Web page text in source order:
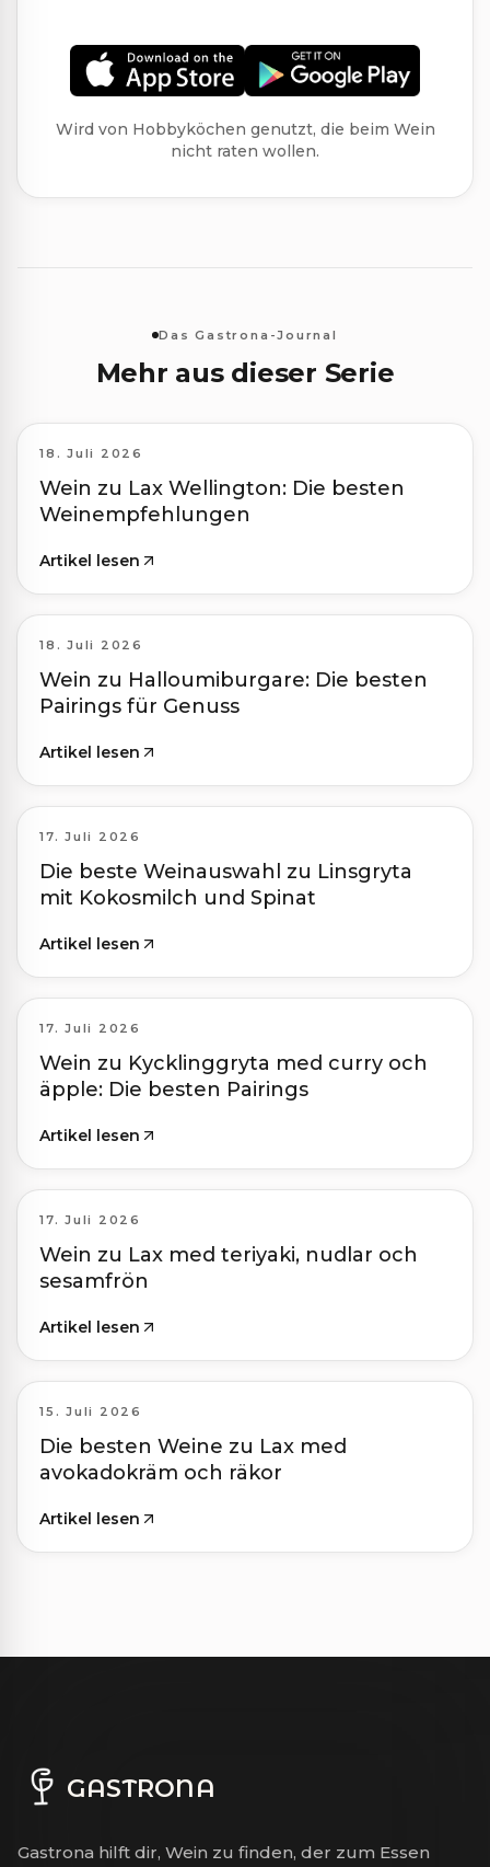
Wird von Hobbyköchen genutzt, die beim Wein
nicht raten wollen.
Das Gastrona-Journal
Mehr aus dieser Serie
18. Juli 2026
Wein zu Lax Wellington: Die besten
Weinempfehlungen
Artikel lesen
18. Juli 2026
Wein zu Halloumiburgare: Die besten
Pairings für Genuss
Artikel lesen
17. Juli 2026
Die beste Weinauswahl zu Linsgryta
mit Kokosmilch und Spinat
Artikel lesen
17. Juli 2026
Wein zu Kycklinggryta med curry och
äpple: Die besten Pairings
Artikel lesen
17. Juli 2026
Wein zu Lax med teriyaki, nudlar och
sesamfrön
Artikel lesen
15. Juli 2026
Die besten Weine zu Lax med
avokadokräm och räkor
Artikel lesen
GASTRONA
Gastrona hilft dir, Wein zu finden, der zum Essen